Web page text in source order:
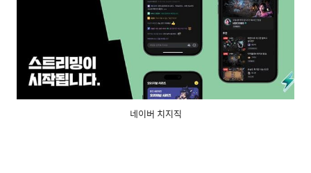
네이버 치지직